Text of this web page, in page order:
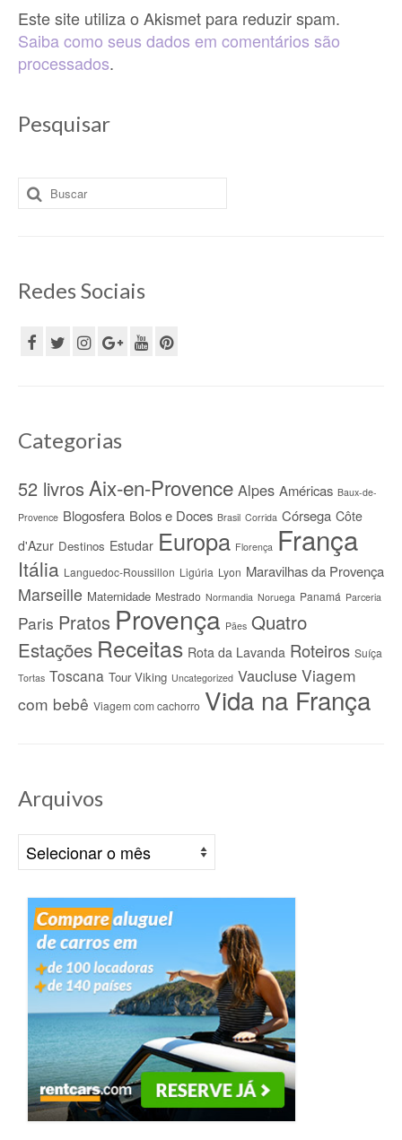
Este site utiliza o Akismet para reduzir spam.
Saiba como seus dados em comentários são
processados.
Pesquisar
Buscar
por:
Redes Sociais
Categorias
52 livros Aix-en-Provence Alpes Américas Baux-de-
Provence Blogosfera Bolos e Doces Brasil Corrida Córsega Côte
d'Azur Destinos Estudar Europa Florença França
Itália Languedoc-Roussillon Ligúria Lyon Maravilhas da Provença
Marseille Maternidade Mestrado Normandia Noruega Panamá Parceria
Paris Pratos Provença Pães Quatro
Estações Receitas Rota da Lavanda Roteiros Suíça
Tortas Toscana Tour Viking Uncategorized Vaucluse Viagem
com bebê Viagem com cachorro Vida na França
Arquivos
Arquivos